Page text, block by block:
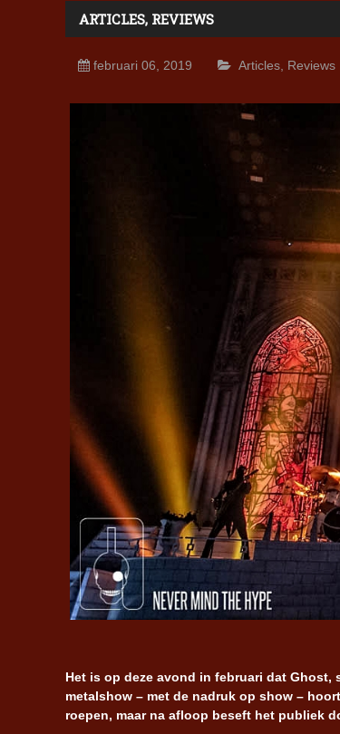
ARTICLES, REVIEWS
februari 06, 2019 Articles Reviews
Het is op deze avond in februari dat Ghost,
metalshow – met de nadruk op show –
roepen, maar na afloop beseft het publiek